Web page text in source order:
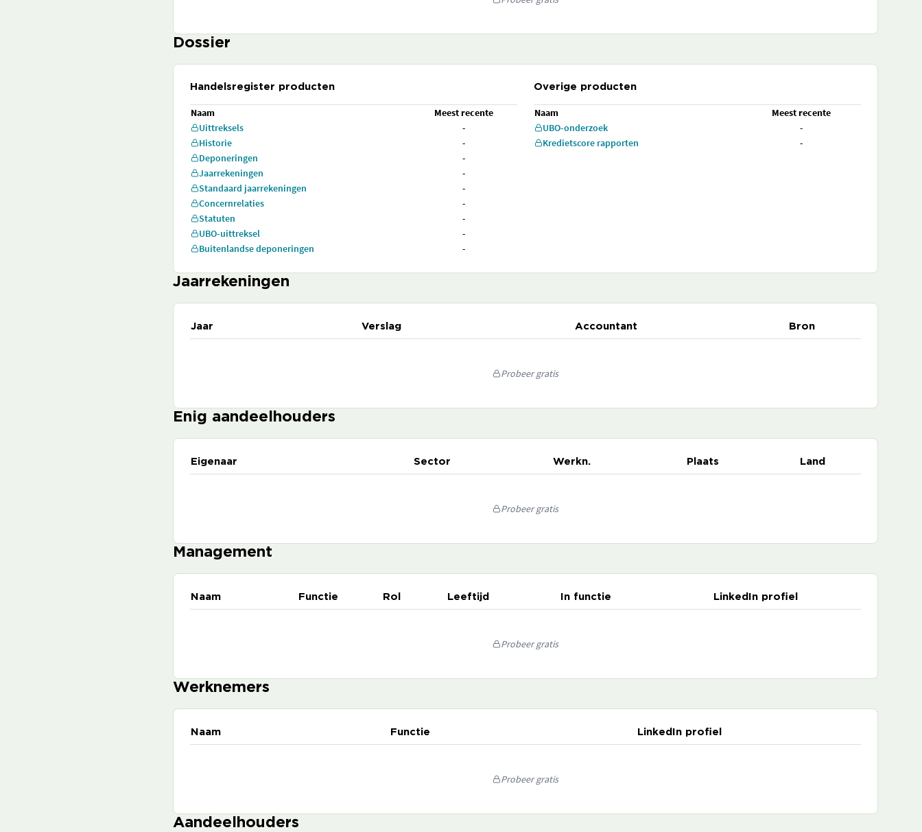
Dossier
Handelsregister producten
Naam
Meest recente
Uittreksels
-
Historie
-
Deponeringen
-
Jaarrekeningen
-
Standaard jaarrekeningen
-
Concernrelaties
-
Statuten
-
UBO-uittreksel
-
Buitenlandse deponeringen
-
Overige producten
Naam
Meest recente
UBO-onderzoek
-
Kredietscore rapporten
-
Jaarrekeningen
Jaar Verslag Accountant Bron
Probeer gratis
Enig aandeelhouders
Eigenaar Sector Werkn. Plaats Land
Probeer gratis
Management
Naam Functie Rol Leeftijd In functie LinkedIn profiel
Probeer gratis
Werknemers
Naam Functie LinkedIn profiel
Probeer gratis
Aandeelhouders